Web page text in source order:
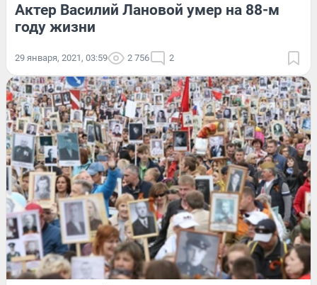
Актер Василий Лановой умер на 88-м
году жизни
29 января, 2021, 03:59 2 756 2